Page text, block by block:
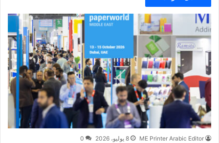
ME Printer Arabic Editor 8 يوليو، 2026 0